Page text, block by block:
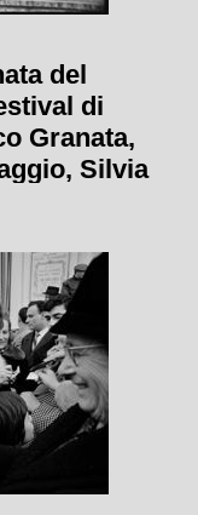
del
di
Granata,
Silvia